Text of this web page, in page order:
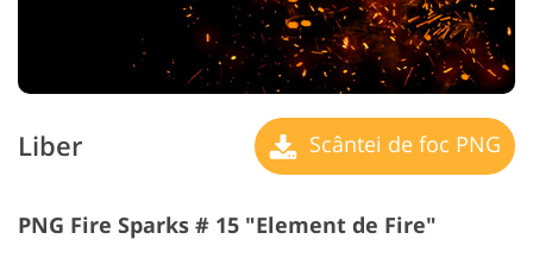
Liber Scântei de foc PNG
PNG Fire Sparks # 15 "Element de Fire"